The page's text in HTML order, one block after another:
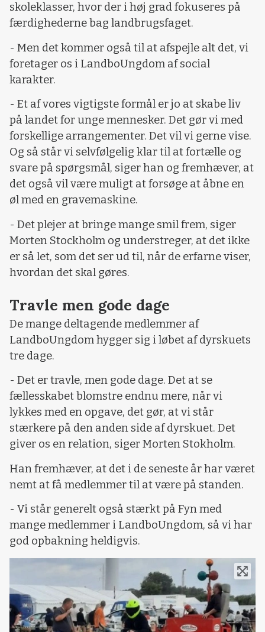
skoleklasser, hvor der i høj grad fokuseres på
færdighederne bag landbrugsfaget.
- Men det kommer også til at afspejle alt det, vi
foretager os i LandboUngdom af social
karakter.
- Et af vores vigtigste formål er jo at skabe liv
på landet for unge mennesker. Det gør vi med
forskellige arrangementer. Det vil vi gerne vise.
Og så står vi selvfølgelig klar til at fortælle og
svare på spørgsmål, siger han og fremhæver, at
det også vil være muligt at forsøge at åbne en
øl med en gravemaskine.
- Det plejer at bringe mange smil frem, siger
Morten Stockholm og understreger, at det ikke
er så let, som det ser ud til, når de erfarne viser,
hvordan det skal gøres.
Travle men gode dage
De mange deltagende medlemmer af
LandboUngdom hygger sig i løbet af dyrskuets
tre dage.
- Det er travle, men gode dage. Det at se
fællesskabet blomstre endnu mere, når vi
lykkes med en opgave, det gør, at vi står
stærkere på den anden side af dyrskuet. Det
giver os en relation, siger Morten Stokholm.
Han fremhæver, at det i de seneste år har været
nemt at få medlemmer til at være på standen.
- Vi står generelt også stærkt på Fyn med
mange medlemmer i LandboUngdom, så vi har
god opbakning heldigvis.